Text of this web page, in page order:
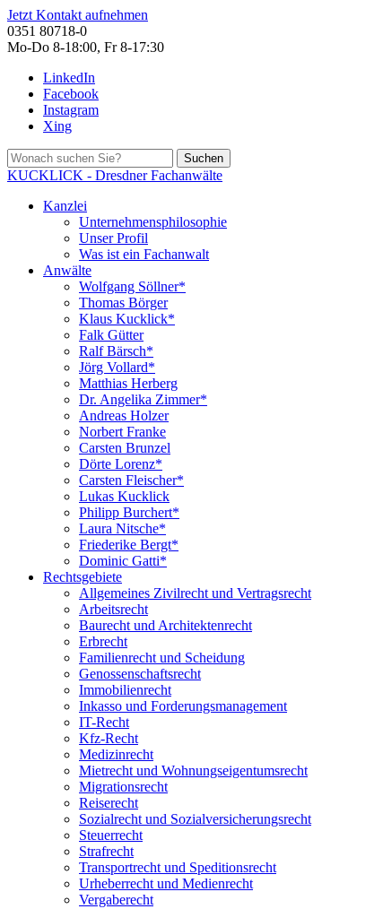
Jetzt Kontakt aufnehmen
0351 80718-0
Mo-Do 8-18:00, Fr 8-17:30
LinkedIn
Facebook
Instagram
Xing
Suchen
KUCKLICK - Dresdner Fachanwälte
Kanzlei
Unternehmensphilosophie
Unser Profil
Was ist ein Fachanwalt
Anwälte
Wolfgang Söllner*
Thomas Börger
Klaus Kucklick*
Falk Gütter
Ralf Bärsch*
Jörg Vollard*
Matthias Herberg
Dr. Angelika Zimmer*
Andreas Holzer
Norbert Franke
Carsten Brunzel
Dörte Lorenz*
Carsten Fleischer*
Lukas Kucklick
Philipp Burchert*
Laura Nitsche*
Friederike Bergt*
Dominic Gatti*
Rechtsgebiete
Allgemeines Zivilrecht und Vertragsrecht
Arbeitsrecht
Baurecht und Architektenrecht
Erbrecht
Familienrecht und Scheidung
Genossenschaftsrecht
Immobilienrecht
Inkasso und Forderungsmanagement
IT-Recht
Kfz-Recht
Medizinrecht
Mietrecht und Wohnungseigentumsrecht
Migrationsrecht
Reiserecht
Sozialrecht und Sozialversicherungsrecht
Steuerrecht
Strafrecht
Transportrecht und Speditionsrecht
Urheberrecht und Medienrecht
Vergaberecht